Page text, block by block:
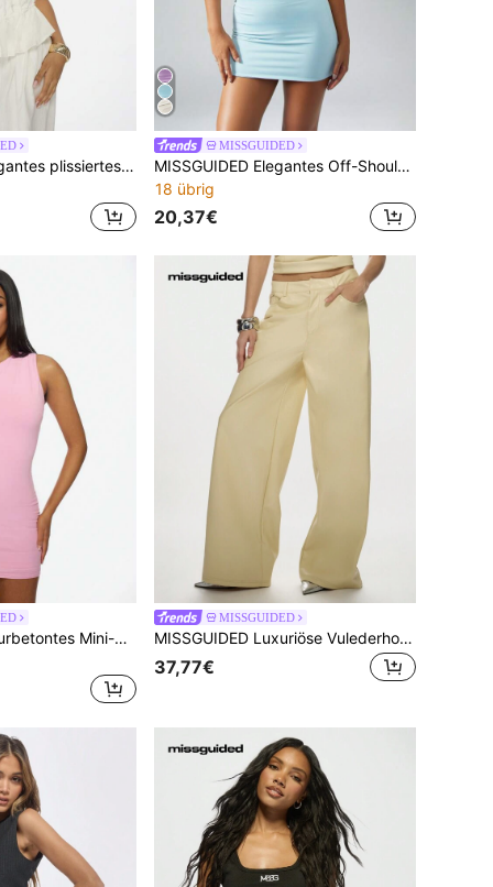
MISSGUIDED Elegantes plissiertes Bandeau-Sommer-Top, geraffter Bindeknoten-Vorderteil, trägerlos, Abendparty, Club-Outfit, Date Night, Lässig, Strandurlaub Bluse
MISSGUIDED
MISSGUIDED Elegantes Off-Shoulder-Twist-Vorder-Crop-Top und Mini-Rock Set, Zweiteiler für Partys, Clubs, Abendmode, körperbetontes Set
18 übrig
20,37€
MISSGUIDED Figurbetontes Mini-Kleid mit verdrehtem Einschulter-Design, Party-Club-Abendkleid, figurumspielend, dehnbar, glamouröses Statement-Kleid für besondere Anlässe
MISSGUIDED
MISSGUIDED Luxuriöse Vulederhose mit weitem Bein, hochgeschnitten im Palazzo-Stil, modische Statement-Hose, Retro Y2K, veganes Leder, Party- und Clubwear
37,77€